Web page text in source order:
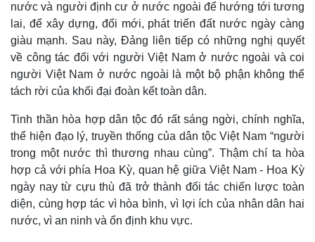
nước và người định cư ở nước ngoài để hướng tới tương
lai, để xây dựng, đổi mới, phát triển đất nước ngày càng
giàu mạnh. Sau này, Đảng liên tiếp có những nghị quyết
về công tác đối với người Việt Nam ở nước ngoài và coi
người Việt Nam ở nước ngoài là một bộ phận không thể
tách rời của khối đại đoàn kết toàn dân.
Tinh thần hòa hợp dân tộc đó rất sáng ngời, chính nghĩa,
thể hiện đạo lý, truyền thống của dân tộc Việt Nam “người
trong một nước thì thương nhau cùng”. Thậm chí ta hòa
hợp cả với phía Hoa Kỳ, quan hệ giữa Việt Nam - Hoa Kỳ
ngày nay từ cựu thù đã trở thành đối tác chiến lược toàn
diện, cùng hợp tác vì hòa bình, vì lợi ích của nhân dân hai
nước, vì an ninh và ổn định khu vực.